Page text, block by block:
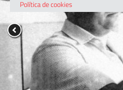
Política de cookies